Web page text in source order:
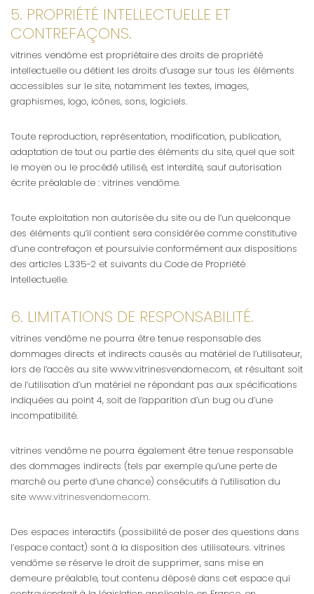
5. PROPRIÉTÉ INTELLECTUELLE ET
CONTREFAÇONS.
vitrines vendôme est propriétaire des droits de propriété
intellectuelle ou détient les droits d’usage sur tous les éléments
accessibles sur le site, notamment les textes, images,
graphismes, logo, icônes, sons, logiciels.
Toute reproduction, représentation, modification, publication,
adaptation de tout ou partie des éléments du site, quel que soit
le moyen ou le procédé utilisé, est interdite, sauf autorisation
écrite préalable de : vitrines vendôme.
Toute exploitation non autorisée du site ou de l’un quelconque
des éléments qu’il contient sera considérée comme constitutive
d’une contrefaçon et poursuivie conformément aux dispositions
des articles L.335-2 et suivants du Code de Propriété
Intellectuelle.
6. LIMITATIONS DE RESPONSABILITÉ.
vitrines vendôme ne pourra être tenue responsable des
dommages directs et indirects causés au matériel de l’utilisateur,
lors de l’accès au site www.vitrinesvendome.com, et résultant soit
de l’utilisation d’un matériel ne répondant pas aux spécifications
indiquées au point 4, soit de l’apparition d’un bug ou d’une
incompatibilité.
vitrines vendôme ne pourra également être tenue responsable
des dommages indirects (tels par exemple qu’une perte de
marché ou perte d’une chance) consécutifs à l’utilisation du
site www.vitrinesvendome.com.
Des espaces interactifs (possibilité de poser des questions dans
l’espace contact) sont à la disposition des utilisateurs. vitrines
vendôme se réserve le droit de supprimer, sans mise en
demeure préalable, tout contenu déposé dans cet espace qui